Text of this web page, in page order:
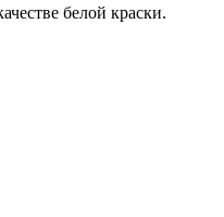
белой краски.